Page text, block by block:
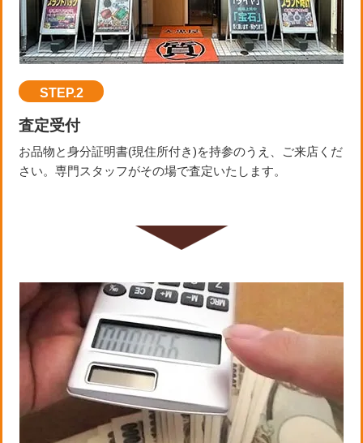
STEP.2
査定受付
お品物と身分証明書(現住所付き)を持参のうえ、ご来店くだ
さい。専門スタッフがその場で査定いたします。